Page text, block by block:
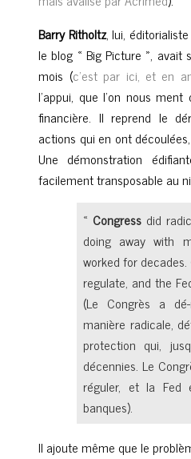
Barry Ritholtz, lui,
le blog « Big Picture »,
mois (c’est par ici, et en
l’appui, que l’on nous
financière. Il reprend le
actions qui en ont
Une démonstration
facilement transposable au
« Congress did
doing away with
worked for
regulate, and the
(Le Congrès a
manière radicale,
protection qui,
décennies. Le
réguler, et la Fed
banques).
Il ajoute même que le